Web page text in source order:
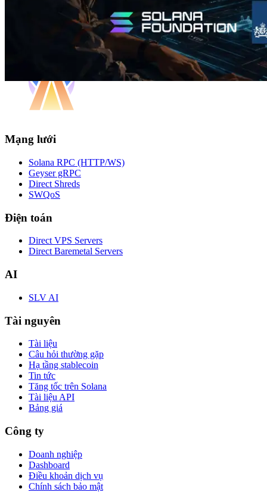
Mạng lưới
Solana RPC (HTTP/WS)
Geyser gRPC
Direct Shreds
SWQoS
Điện toán
Direct VPS Servers
Direct Baremetal Servers
AI
SLV AI
Tài nguyên
Tài liệu
Câu hỏi thường gặp
Hạ tầng stablecoin
Tin tức
Tăng tốc trên Solana
Tài liệu API
Bảng giá
Công ty
Doanh nghiệp
Dashboard
Điều khoản dịch vụ
Chính sách bảo mật